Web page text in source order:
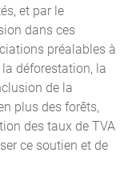
et par le
dans ces
préalables à
déforestation, la
de la
plus des forêts,
des taux de TVA
ce soutien et de